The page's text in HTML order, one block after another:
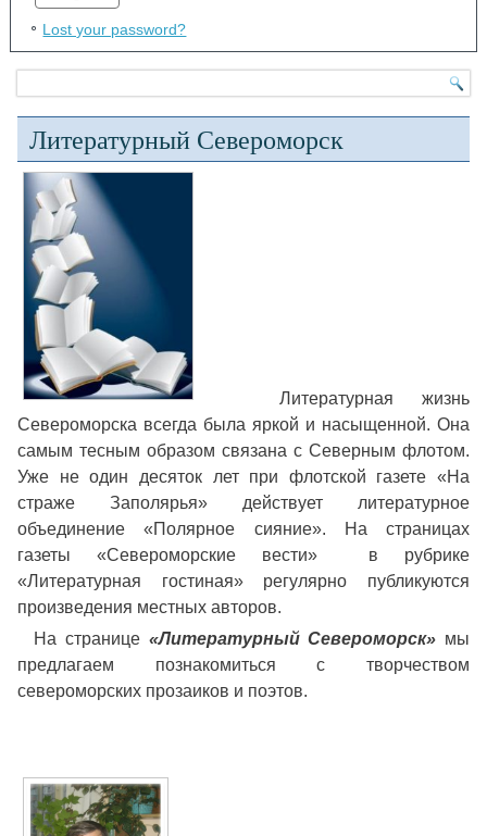
Lost your password?
Литературный Североморск
Литературная жизнь
Североморска всегда была яркой и насыщенной. Она
самым тесным образом связана с Северным флотом.
Уже не один десяток лет при флотской газете «На
страже Заполярья» действует литературное
объединение «Полярное сияние». На страницах
газеты «Североморские вести» в рубрике
«Литературная гостиная» регулярно публикуются
произведения местных авторов.
На странице «Литературный Североморск» мы
предлагаем познакомиться с творчеством
североморских прозаиков и поэтов.